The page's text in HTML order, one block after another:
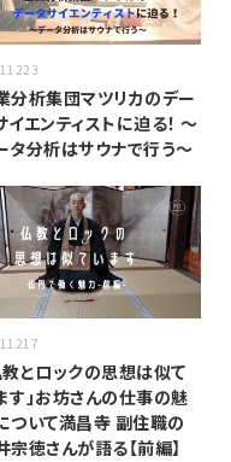
分析集団マツリカのデー
イエンティストに迫る！ 〜
タ分析はサウナで行う〜
教とロックの思想は似て
す」お坊さんの仕事の魅
ついて満昌寺 副住職の
宗徳さんが語る【前編】